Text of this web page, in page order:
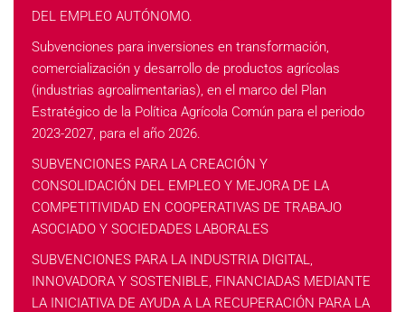
DEL EMPLEO AUTÓNOMO.
Subvenciones para inversiones en transformación,
comercialización y desarrollo de productos agrícolas
(industrias agroalimentarias), en el marco del Plan
Estratégico de la Política Agrícola Común para el periodo
2023-2027, para el año 2026.
SUBVENCIONES PARA LA CREACIÓN Y
CONSOLIDACIÓN DEL EMPLEO Y MEJORA DE LA
COMPETITIVIDAD EN COOPERATIVAS DE TRABAJO
ASOCIADO Y SOCIEDADES LABORALES
SUBVENCIONES PARA LA INDUSTRIA DIGITAL,
INNOVADORA Y SOSTENIBLE, FINANCIADAS MEDIANTE
LA INICIATIVA DE AYUDA A LA RECUPERACIÓN PARA LA